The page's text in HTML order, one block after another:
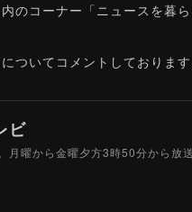
コーナー「ニュースを暮
いてコメントしております
ビ
曜から金曜夕方3時50分から放送